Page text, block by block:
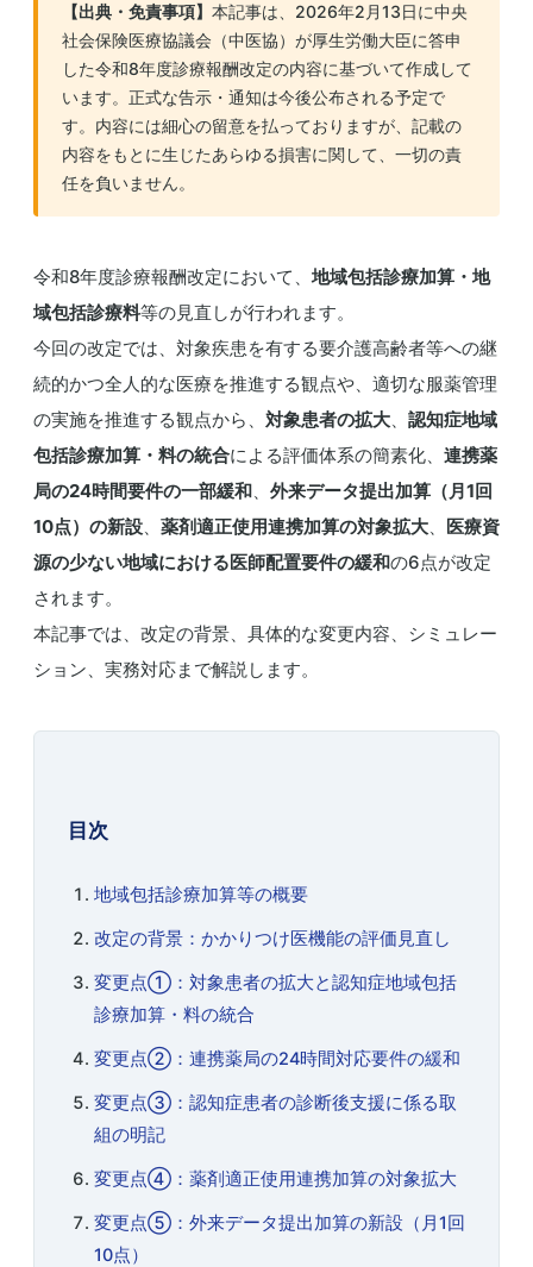
【出典・免責事項】 本記事は、2026年2月13日に中央
社会保険医療協議会（中医協）が厚生労働大臣に答申
した令和8年度診療報酬改定の内容に基づいて作成して
います。正式な告示・通知は今後公布される予定で
す。内容には細心の留意を払っておりますが、記載の
内容をもとに生じたあらゆる損害に関して、一切の責
任を負いません。
令和8年度診療報酬改定において、 地域包括診療加算・地
域包括診療料等の見直しが行われます。
今回の改定では、対象疾患を有する要介護高齢者等への継
続的かつ全人的な医療を推進する観点や、適切な服薬管理
の実施を推進する観点から、 対象患者の拡大、 認知症地域
包括診療加算・料の統合による評価体系の簡素化、 連携薬
局の24時間要件の一部緩和、 外来データ提出加算（月1回
10点）の新設、 薬剤適正使用連携加算の対象拡大、 医療資
源の少ない地域における医師配置要件の緩和の6点が改定
されます。
本記事では、改定の背景、具体的な変更内容、シミュレー
ション、実務対応まで解説します。
目次
地域包括診療加算等の概要
改定の背景：かかりつけ医機能の評価見直し
変更点①：対象患者の拡大と認知症地域包括
診療加算・料の統合
変更点②：連携薬局の24時間対応要件の緩和
変更点③：認知症患者の診断後支援に係る取
組の明記
変更点④：薬剤適正使用連携加算の対象拡大
変更点⑤：外来データ提出加算の新設（月1回
10点）